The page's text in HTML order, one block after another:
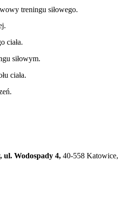
treningu siłowego.
ciała.
siłowym.
ciała.
ul. Wodospady 4, 40-558 Katowice,